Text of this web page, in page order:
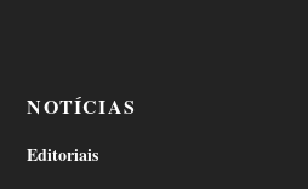
NOTÍCIAS
Editoriais